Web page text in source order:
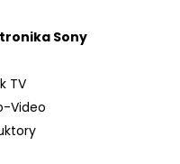
Sony
TV
Video
COSMIC